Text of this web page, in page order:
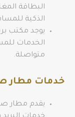
البطاقة
الذكية
يوجد مكتب
متواصلة.
خدمات مطار
يقدم مطار